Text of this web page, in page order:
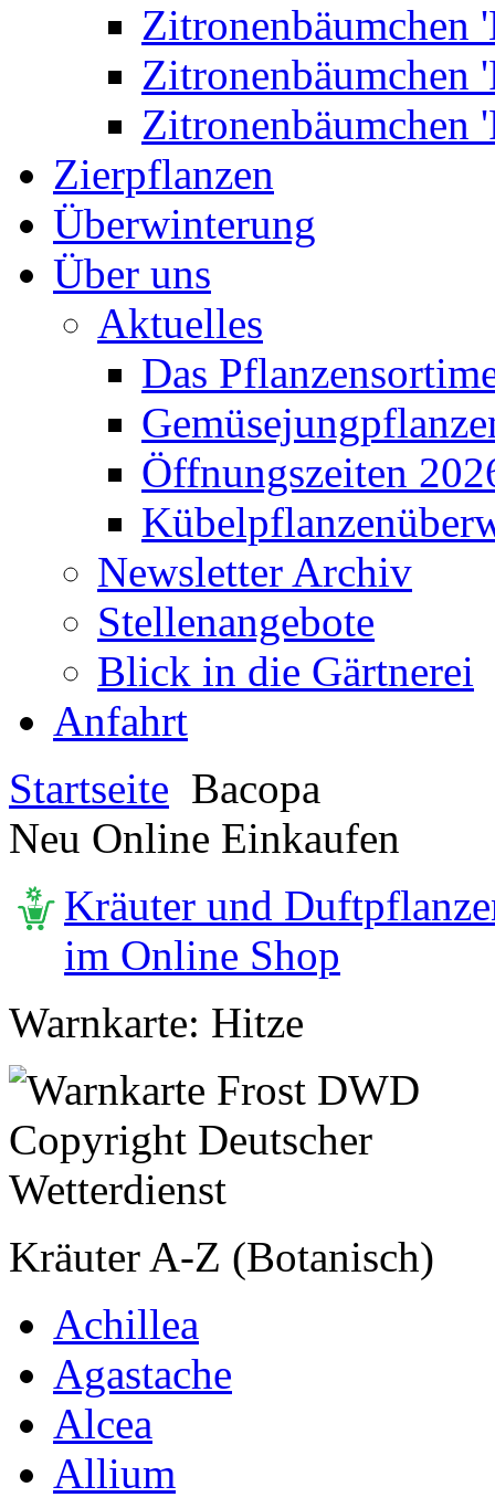
Zitronenbäumchen
Zitronenbäumchen
Zitronenbäumchen
Zierpflanzen
Überwinterung
Über uns
Aktuelles
Das
Öffnungszeiten
Newsletter Archiv
Stellenangebote
Blick in die Gärtnerei
Anfahrt
Startseite Bacopa
Neu Online Einkaufen
Kräuter und
im Online Shop
Warnkarte: Hitze
Kräuter A-Z (Botanisch)
Achillea
Agastache
Alcea
Allium